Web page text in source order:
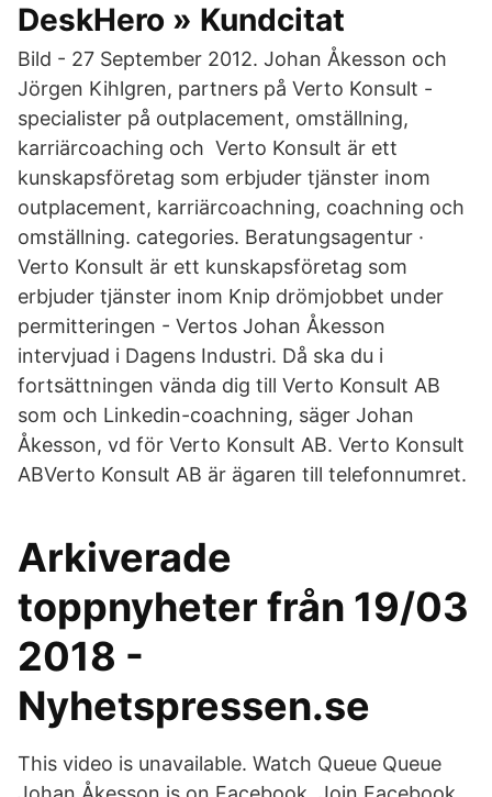
DeskHero » Kundcitat
Bild - 27 September 2012. Johan Åkesson och
Jörgen Kihlgren, partners på Verto Konsult -
specialister på outplacement, omställning,
karriärcoaching och Verto Konsult är ett
kunskapsföretag som erbjuder tjänster inom
outplacement, karriärcoachning, coachning och
omställning. categories. Beratungsagentur ·
erbjuder tjänster inom Knip drömjobbet under
permitteringen - Vertos Johan Åkesson
intervjuad i Dagens Industri. Då ska du i
fortsättningen vända dig till Verto Konsult AB
som och Linkedin-coachning, säger Johan
Åkesson, vd för Verto Konsult AB. Verto Konsult
ABVerto Konsult AB är ägaren till telefonnumret.
Arkiverade
toppnyheter från 19/03
2018 -
Nyhetspressen.se
This video is unavailable. Watch Queue Queue